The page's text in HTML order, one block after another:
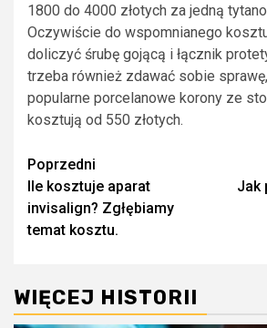
1800 do 4000 złotych za jedną
Oczywiście do wspomnianego
doliczyć śrubę gojącą i łącznik
trzeba również zdawać sobie
popularne porcelanowe korony ze
kosztują od 550 złotych.
Zobacz
wpisy
Poprzedni
Ile kosztuje aparat
invisalign? Zgłębiamy
temat kosztu.
Jak
WIĘCEJ HISTORII